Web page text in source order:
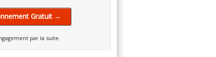
Gratuit →
par la suite.